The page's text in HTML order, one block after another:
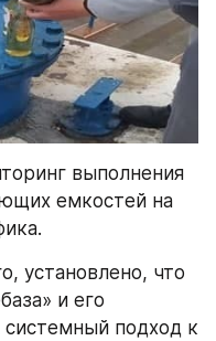
выполнения
емкостей на
установлено, что
и его
подход к